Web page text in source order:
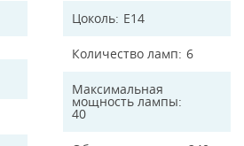
Цоколь E14
Количество ламп 6
Максимальная
мощность лампы
40